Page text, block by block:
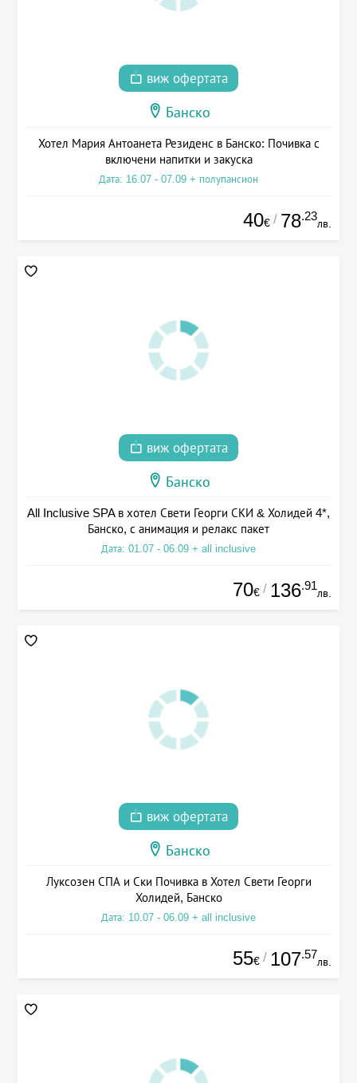
виж офертата
Банско
Хотел Мария Антоанета Резиденс в Банско: Почивка с
включени напитки и закуска
Дата: 16.07 - 07.09 + полупансион
40€ / 78.23
лв.
виж офертата
Банско
All Inclusive SPA в хотел Свети Георги СКИ & Холидей 4*,
Банско, с анимация и релакс пакет
Дата: 01.07 - 06.09 + all inclusive
70€ / 136.91
лв.
виж офертата
Банско
Луксозен СПА и Ски Почивка в Хотел Свети Георги
Холидей, Банско
Дата: 10.07 - 06.09 + all inclusive
55€ / 107.57
лв.